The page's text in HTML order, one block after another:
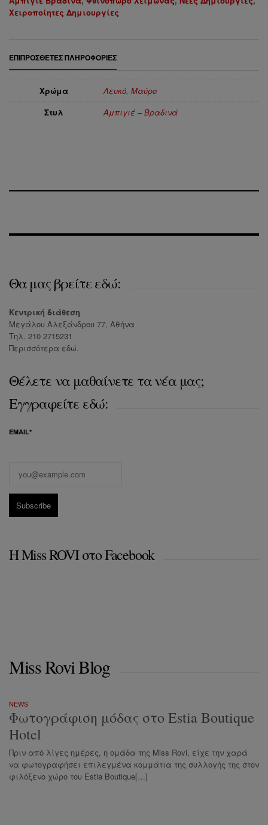
Χειροποίητες Δημιουργίες
ΕΠΙΠΡΌΣΘΕΤΕΣ ΠΛΗΡΟΦΟΡΊΕΣ
Χρώμα Λευκό, Μαύρο
Στυλ
Αμπιγιέ – Βραδινά
Θα μας βρείτε εδώ:
Κεντρική διάθεση
Μεγάλου Αλεξάνδρου 77, Αθήνα
Τηλ. 210 2715231
Περισσότερα εδώ.
Θέλετε να μαθαίνετε τα νέα μας;
Εγγραφείτε εδώ:
EMAIL*
Η Miss ROVI στο Facebook
Miss Rovi Blog
NEWS
Φωτογράφιση μόδας στο Estia Boutique
Hotel
Πριν από λίγες ημέρες, η ομάδα της Miss Rovi, είχε την χαρά
να φωτογραφήσει επιλεγμένα κομμάτια της συλλογής της στον
φιλόξενο χώρο του Estia Boutique[…]